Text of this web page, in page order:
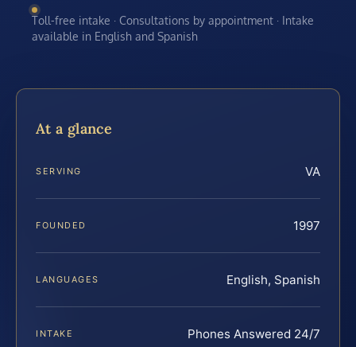
Toll-free intake · Consultations by appointment · Intake
available in English and Spanish
At a glance
SERVING VA
FOUNDED 1997
LANGUAGES English, Spanish
INTAKE Phones Answered 24/7